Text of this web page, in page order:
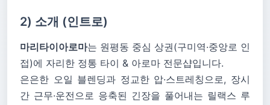
2) 소개 (인트로)
마리타이아로마는 원평동 중심 상권(구미역·중앙로 인
접)에 자리한 정통 타이 & 아로마 전문샵입니다.
은은한 오일 블렌딩과 정교한 압·스트레칭으로, 장시
간 근무·운전으로 응축된 긴장을 풀어내는 릴랙스 루